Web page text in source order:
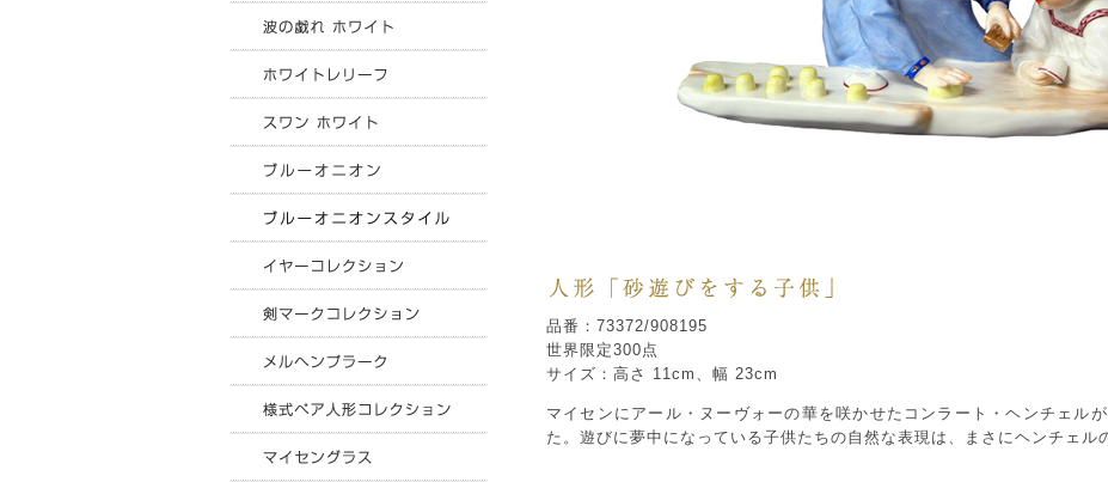
品番：73372/908195
世界限定300点
サイズ：高さ 11cm、幅 23cm
マイセンにアール・ヌーヴォーの華を咲かせたコンラート・ヘンチェル
た。遊びに夢中になっている子供たちの自然な表現は、まさにヘンチェル